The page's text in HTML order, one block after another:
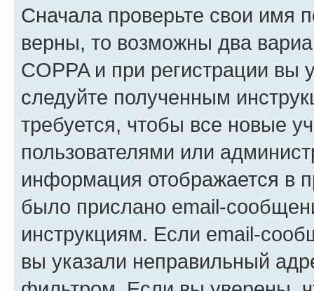
Сначала проверьте свои имя
верны, то возможны два
COPPA и при регистрации вы
следуйте полученным
требуется, чтобы все новые
пользователями или
информация отображается в
было прислано email-
инструкциям. Если email-
вы указали неправильный